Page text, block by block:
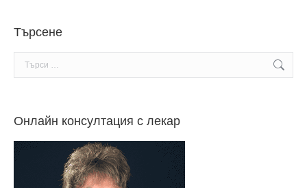
Търсене
Search:
Онлайн консултация с лекар